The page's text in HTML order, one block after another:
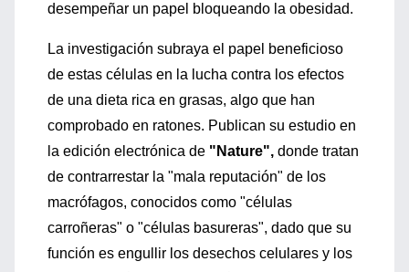
desempeñar un papel bloqueando la obesidad.
La investigación subraya el papel beneficioso
de estas células en la lucha contra los efectos
de una dieta rica en grasas, algo que han
comprobado en ratones. Publican su estudio en
la edición electrónica de "Nature", donde tratan
de contrarrestar la "mala reputación" de los
macrófagos, conocidos como "células
carroñeras" o "células basureras", dado que su
función es engullir los desechos celulares y los